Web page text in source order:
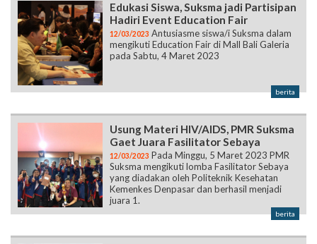
Edukasi Siswa, Suksma jadi Partisipan
Hadiri Event Education Fair
12/03/2023 Antusiasme siswa/i Suksma dalam
mengikuti Education Fair di Mall Bali Galeria
pada Sabtu, 4 Maret 2023
berita
Usung Materi HIV/AIDS, PMR Suksma
Gaet Juara Fasilitator Sebaya
12/03/2023 Pada Minggu, 5 Maret 2023 PMR
Suksma mengikuti lomba Fasilitator Sebaya
yang diadakan oleh Politeknik Kesehatan
Kemenkes Denpasar dan berhasil menjadi
juara 1.
berita